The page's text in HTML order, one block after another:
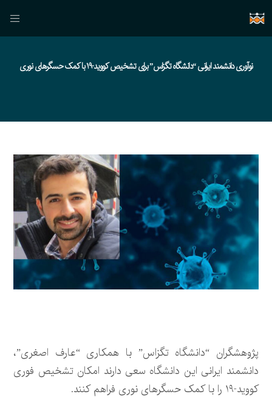
نوآوری دانشمند ایرانی “دانشگاه تگزاس” برای تشخیص کووید-۱۹ با کمک حسگرهای نوری
پژوهشگران “دانشگاه تگزاس” با همکاری “عارف اصغری”،
دانشمند ایرانی این دانشگاه سعی دارند امکان تشخیص فوری
کووید-۱۹ را با کمک حسگرهای نوری فراهم کنند.